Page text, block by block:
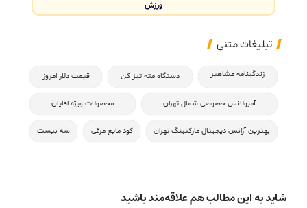
ورزش
تبلیغات متنی
زندگینامه مشاهیر دستگاه مته تیز کن قیمت دلار امروز
آمبولانس خصوصی شمال تهران محصولات ویژه اقایان
بهترین آژانس دیجیتال مارکتینگ تهران کود مایع مرغی سه بیست
شاید به این مطالب هم علاقه‌مند باشید